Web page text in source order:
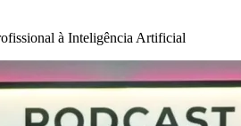
à Inteligência Artificial